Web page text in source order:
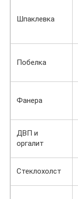
Шпаклевка
Побелка
Фанера
ДВП и
оргалит
Стеклохолст